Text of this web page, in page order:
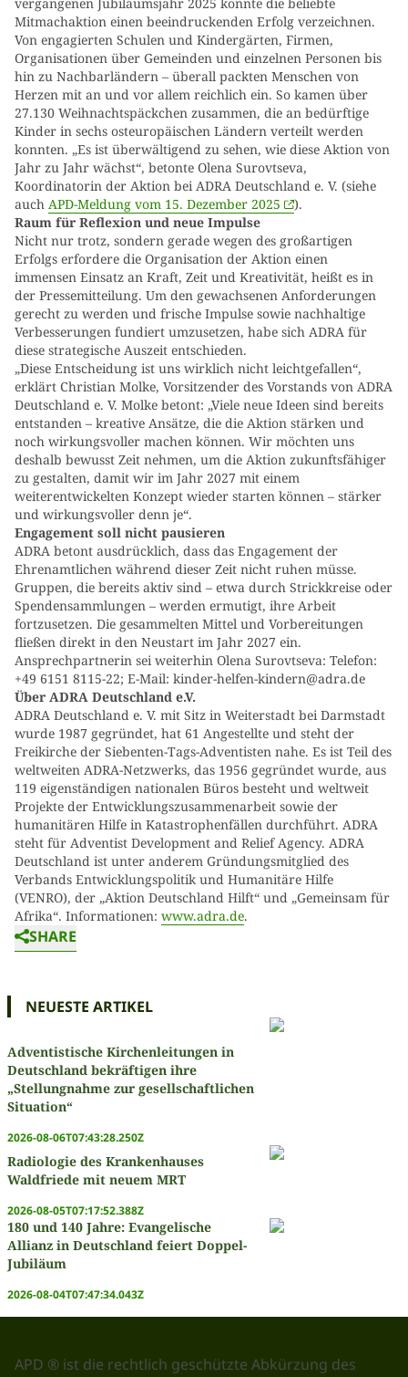
Mitmachaktion einen beeindruckenden Erfolg verzeichnen.
Von engagierten Schulen und Kindergärten, Firmen,
Organisationen über Gemeinden und einzelnen Personen bis
hin zu Nachbarländern – überall packten Menschen von
Herzen mit an und vor allem reichlich ein. So kamen über
27.130 Weihnachtspäckchen zusammen, die an bedürftige
Kinder in sechs osteuropäischen Ländern verteilt werden
konnten. „Es ist überwältigend zu sehen, wie diese Aktion von
Jahr zu Jahr wächst“, betonte Olena Surovtseva,
Koordinatorin der Aktion bei ADRA Deutschland e. V. (siehe
auch APD-Meldung vom 15. Dezember 2025
).
Raum für Reflexion und neue Impulse
Nicht nur trotz, sondern gerade wegen des großartigen
Erfolgs erfordere die Organisation der Aktion einen
immensen Einsatz an Kraft, Zeit und Kreativität, heißt es in
der Pressemitteilung. Um den gewachsenen Anforderungen
gerecht zu werden und frische Impulse sowie nachhaltige
Verbesserungen fundiert umzusetzen, habe sich ADRA für
diese strategische Auszeit entschieden.
„Diese Entscheidung ist uns wirklich nicht leichtgefallen“,
erklärt Christian Molke, Vorsitzender des Vorstands von ADRA
Deutschland e. V. Molke betont: „Viele neue Ideen sind bereits
entstanden – kreative Ansätze, die die Aktion stärken und
noch wirkungsvoller machen können. Wir möchten uns
deshalb bewusst Zeit nehmen, um die Aktion zukunftsfähiger
zu gestalten, damit wir im Jahr 2027 mit einem
weiterentwickelten Konzept wieder starten können – stärker
und wirkungsvoller denn je“.
Engagement soll nicht pausieren
ADRA betont ausdrücklich, dass das Engagement der
Ehrenamtlichen während dieser Zeit nicht ruhen müsse.
Gruppen, die bereits aktiv sind – etwa durch Strickkreise oder
Spendensammlungen – werden ermutigt, ihre Arbeit
fortzusetzen. Die gesammelten Mittel und Vorbereitungen
fließen direkt in den Neustart im Jahr 2027 ein.
Ansprechpartnerin sei weiterhin Olena Surovtseva: Telefon:
+49 6151 8115-22; E-Mail: kinder-helfen-kindern@adra.de
Über ADRA Deutschland e.V.
ADRA Deutschland e. V. mit Sitz in Weiterstadt bei Darmstadt
wurde 1987 gegründet, hat 61 Angestellte und steht der
Freikirche der Siebenten-Tags-Adventisten nahe. Es ist Teil des
weltweiten ADRA-Netzwerks, das 1956 gegründet wurde, aus
119 eigenständigen nationalen Büros besteht und weltweit
Projekte der Entwicklungszusammenarbeit sowie der
humanitären Hilfe in Katastrophenfällen durchführt. ADRA
steht für Adventist Development and Relief Agency. ADRA
Deutschland ist unter anderem Gründungsmitglied des
Verbands Entwicklungspolitik und Humanitäre Hilfe
(VENRO), der „Aktion Deutschland Hilft“ und „Gemeinsam für
Afrika“. Informationen: www.adra.de.
SHARE
NEUESTE ARTIKEL
Adventistische Kirchenleitungen in
Deutschland bekräftigen ihre
„Stellungnahme zur gesellschaftlichen
Situation“
2026-08-06T07:43:28.250Z
Radiologie des Krankenhauses
Waldfriede mit neuem MRT
2026-08-05T07:17:52.388Z
180 und 140 Jahre: Evangelische
Allianz in Deutschland feiert Doppel-
Jubiläum
2026-08-04T07:47:34.043Z
APD ® ist die rechtlich geschützte Abkürzung des